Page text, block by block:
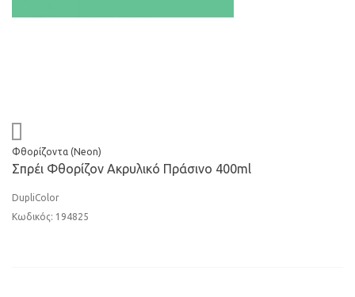
Φθορίζοντα (Neon)
Σπρέι Φθορίζον Ακρυλικό Πράσινο 400ml
DupliColor
Κωδικός: 194825